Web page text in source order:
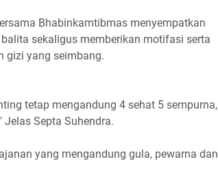
Bhabinkamtibmas menyempatkan
sekaligus memberikan motifasi serta
gizi yang seimbang.
tetap mengandung 4 sehat 5 sempurna,
Jelas Septa Suhendra.
yang mengandung gula, pewarna dan